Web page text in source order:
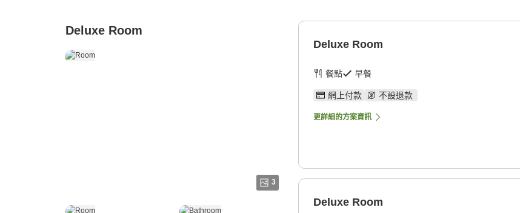
Deluxe Room
3
Deluxe Room
餐點 早餐
網上付款 不設退款
更詳細的方案資訊
Deluxe Room